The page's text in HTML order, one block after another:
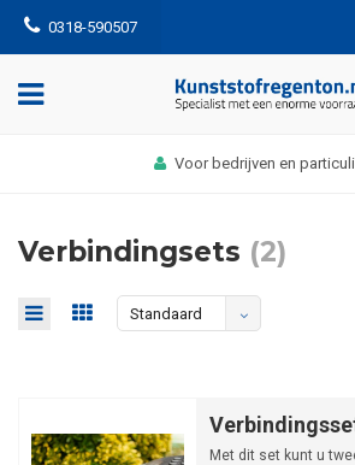
0318-590507
Voor bedrijven en
Verbindingsets (2)
Standaard
Met dit set kunt u